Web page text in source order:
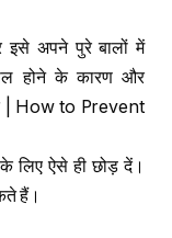
अपने पुरे बालों में
होने के कारण और
| How to Prevent
लिए ऐसे ही छोड़ दें।
हैं।